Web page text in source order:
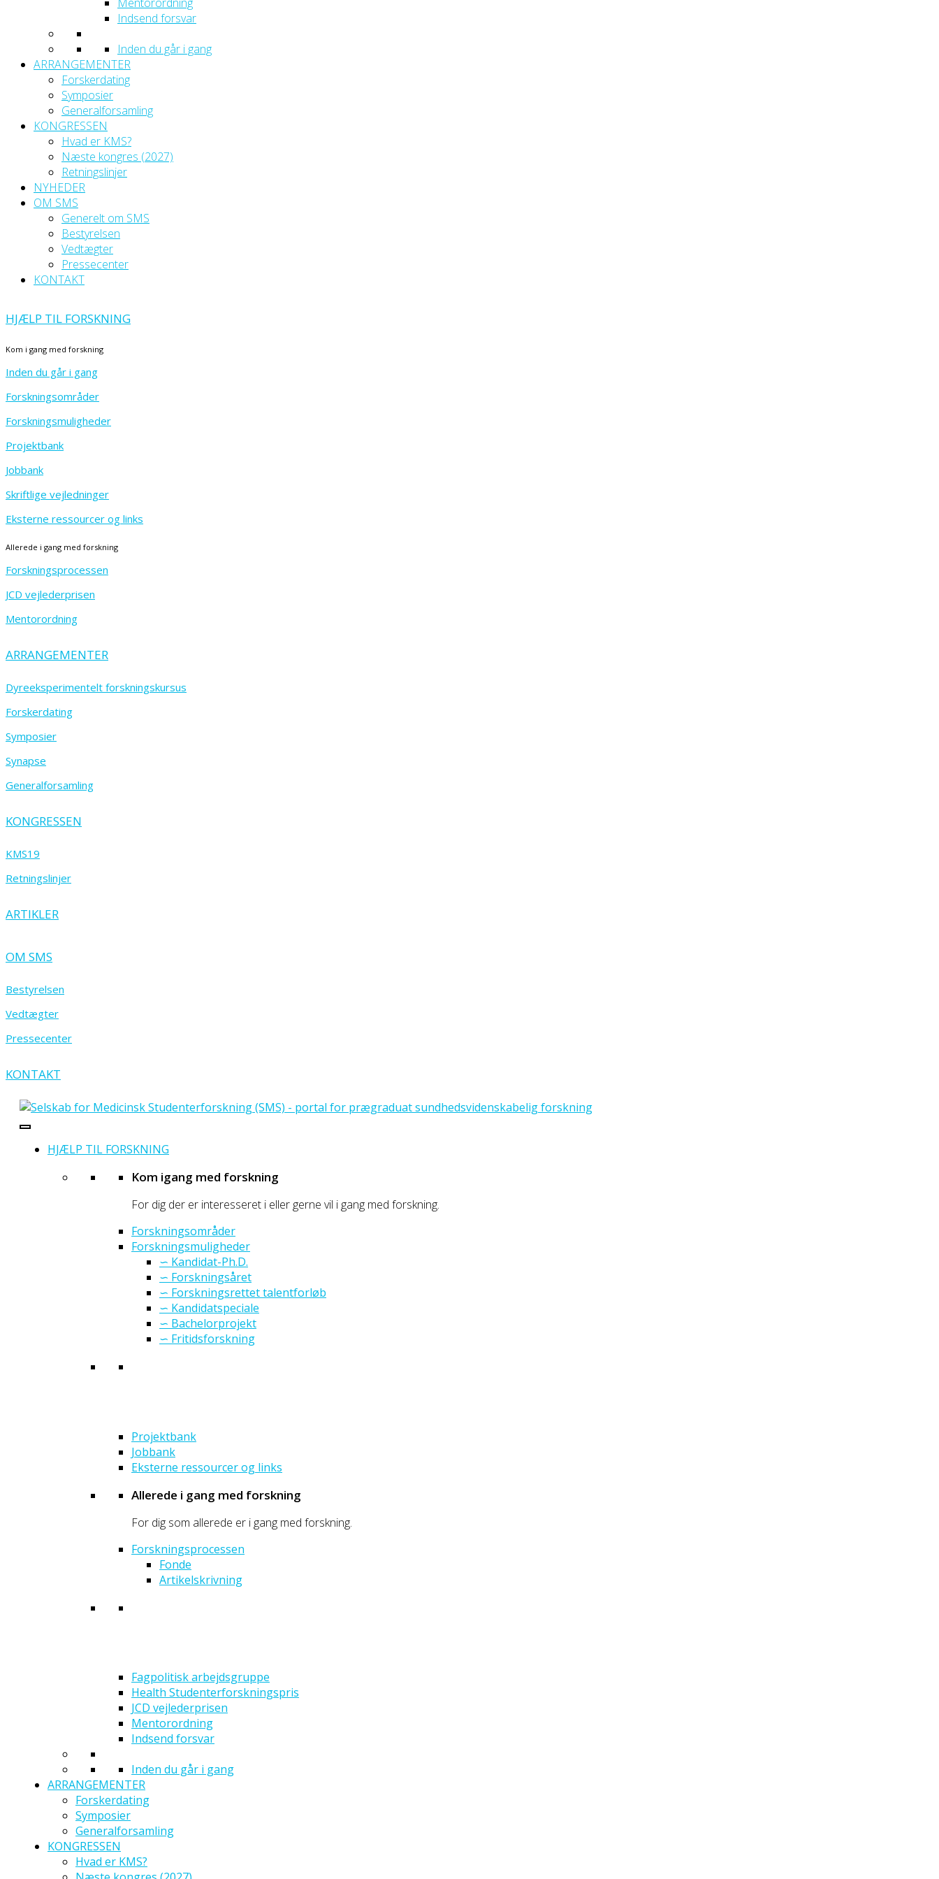
Indsend forsvar
Inden du går i gang
ARRANGEMENTER
Forskerdating
Symposier
Generalforsamling
KONGRESSEN
Hvad er KMS?
Næste kongres (2027)
Retningslinjer
NYHEDER
OM SMS
Generelt om SMS
Bestyrelsen
Vedtægter
Pressecenter
KONTAKT
HJÆLP TIL FORSKNING
Kom i gang med forskning
Inden du går i gang
Forskningsområder
Forskningsmuligheder
Projektbank
Jobbank
Skriftlige vejledninger
Eksterne ressourcer og links
Allerede i gang med forskning
Forskningsprocessen
JCD vejlederprisen
Mentorordning
ARRANGEMENTER
Dyreeksperimentelt forskningskursus
Forskerdating
Symposier
Synapse
Generalforsamling
KONGRESSEN
KMS19
Retningslinjer
ARTIKLER
OM SMS
Bestyrelsen
Vedtægter
Pressecenter
KONTAKT
- portal for prægraduate sundhedsforskere
HJÆLP TIL FORSKNING
Kom igang med forskning
For dig der er interesseret i eller gerne vil i gang med forskning.
Forskningsområder
Forskningsmuligheder
∽ Kandidat-Ph.D.
∽ Forskningsåret
∽ Forskningsrettet talentforløb
∽ Kandidatspeciale
∽ Bachelorprojekt
∽ Fritidsforskning
Projektbank
Jobbank
Eksterne ressourcer og links
Allerede i gang med forskning
For dig som allerede er i gang med forskning.
Forskningsprocessen
Fonde
Artikelskrivning
Fagpolitisk arbejdsgruppe
Health Studenterforskningspris
JCD vejlederprisen
Mentorordning
Indsend forsvar
Inden du går i gang
ARRANGEMENTER
Forskerdating
Symposier
Generalforsamling
KONGRESSEN
Hvad er KMS?